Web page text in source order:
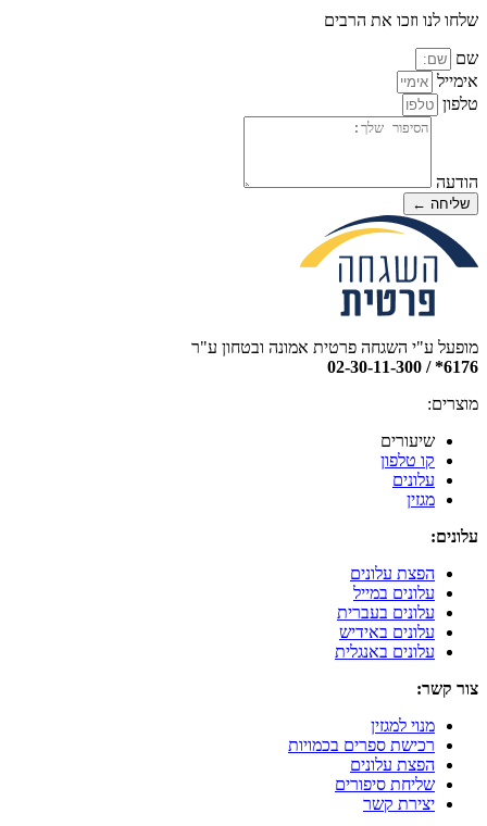
שלחו לנו וזכו את הרבים
שם
אימייל
טלפון
הודעה
שליחה ←
מופעל ע"י השגחה פרטית אמונה ובטחון ע"ר
6176* / 02-30-11-300
מוצרים:
שיעורים
קו טלפון
עלונים
מגזין
עלונים:
הפצת עלונים
עלונים במייל
עלונים בעברית
עלונים באידיש
עלונים באנגלית
צור קשר:
מנוי למגזין
רכישת ספרים בכמויות
הפצת עלונים
שליחת סיפורים
יצירת קשר